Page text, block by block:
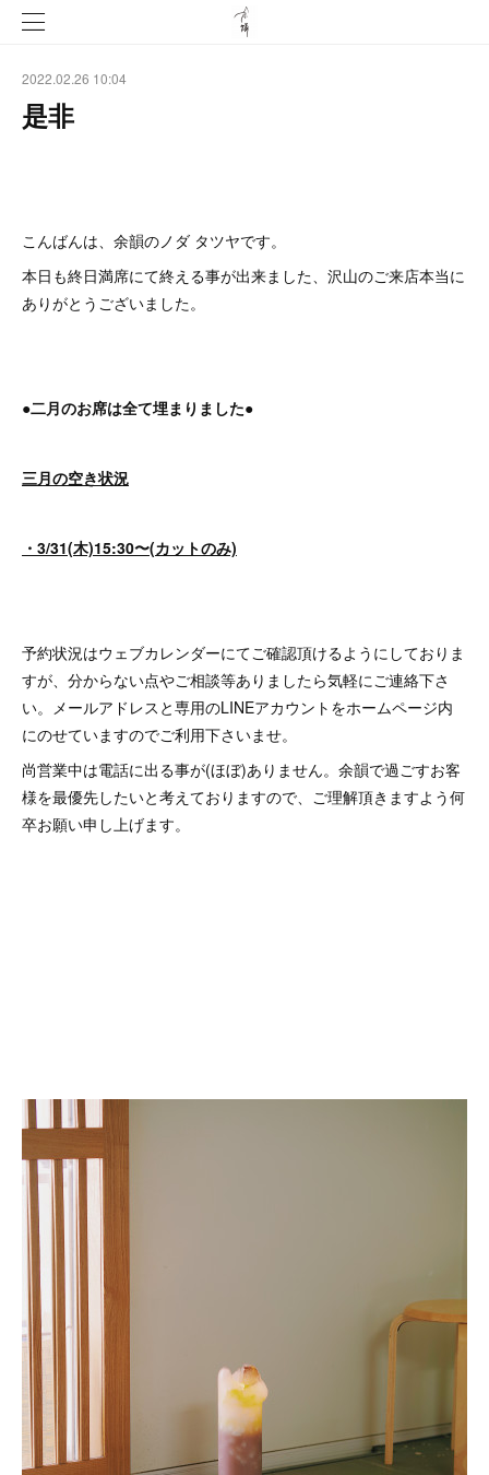
2022.02.26 10:04
是非
こんばんは、余韻のノダ タツヤです。
本日も終日満席にて終える事が出来ました、沢山のご来店本当に
ありがとうございました。
●二月のお席は全て埋まりました●
三月の空き状況
・3/31(木)15:30〜(カットのみ)
予約状況はウェブカレンダーにてご確認頂けるようにしておりま
すが、分からない点やご相談等ありましたら気軽にご連絡下さ
い。メールアドレスと専用のLINEアカウントをホームページ内
にのせていますのでご利用下さいませ。
尚営業中は電話に出る事が(ほぼ)ありません。余韻で過ごすお客
様を最優先したいと考えておりますので、ご理解頂きますよう何
卒お願い申し上げます。